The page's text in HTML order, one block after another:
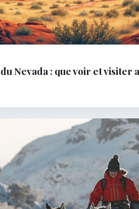
Nevada : que voir et visiter